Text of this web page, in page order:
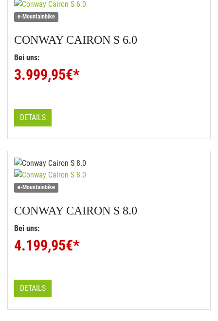
e-Mountainbike
CONWAYCAIRON S 6.0
Bei uns:
3.999,95€*
DETAILS
e-Mountainbike
CONWAYCAIRON S 8.0
Bei uns:
4.199,95€*
DETAILS